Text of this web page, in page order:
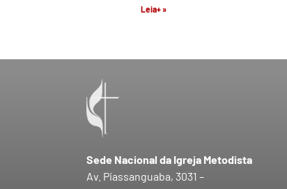
Leia+ »
Sede Nacional da Igreja Metodista
Av. Piassanguaba, 3031 –